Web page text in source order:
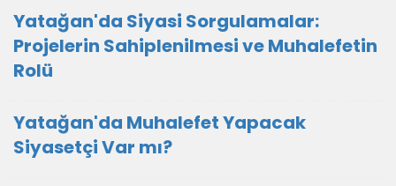
Yatağan'da Siyasi Sorgulamalar:
Projelerin Sahiplenilmesi ve Muhalefetin
Rolü
Yatağan'da Muhalefet Yapacak
Siyasetçi Var mı?